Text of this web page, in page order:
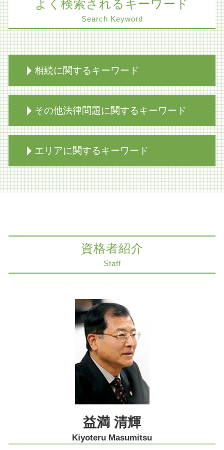
よく検索されるキーワード
Search Keyword
相続に関するキーワード
限定承認 不動産 売却
相続 遺産分割協議書
遺留分 調停
相続放棄 代襲相続
限定承認 費用 弁護士
事業承継 弁護士
事業承継
遺言書 検認 申立
相続放棄 弁護士
相続 兄弟 不公平
生前対策 相続
限定承認 賠償
その他法律問題に関するキーワード
不動産 トラブル
医療過誤 対応
医療過誤 相談
親知らず 抜歯 失敗された
医療過誤 損害賠償額
不当解雇 とは
医療過誤 弁護士
交通事故 慰謝料 算定基準
賃料 不払い 解除
インフォームドコンセント とは
自己破産 メリット
エリアに関するキーワード
紛争解決 大阪市 弁護士
労働問題 神戸市 弁護士
不動産トラブル 大阪市 弁護士
医療過誤訴訟 解決 大阪市 弁護士
相続放棄 大阪市 弁護士
組織再編 神戸市 弁護士
コンプライアンス 神戸市 弁護士
医療過誤 奈良市 弁護士
契約法務 神戸市 弁護士
法律問題 奈良市 弁護士
医療過誤訴訟 解決 神戸市 弁護士
コンプライアンス 大阪市 弁護士
組織再編 大阪市 弁護士
商取引 神戸市 弁護士
労働問題 奈良市 弁護士
生前対策 神戸市 弁護士
資格者紹介
Staff
益満 清輝
Kiyoteru Masumitsu